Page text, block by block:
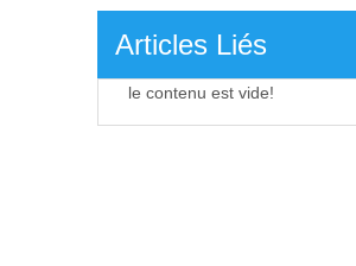
Articles Liés
le contenu est vide!